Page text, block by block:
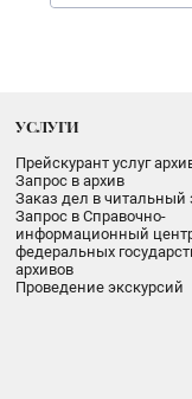
УСЛУГИ
Прейскурант услуг
Запрос в архив
Заказ дел в читальный
Запрос в Справочно-
информационный
федеральных
архивов
Проведение экскурсий